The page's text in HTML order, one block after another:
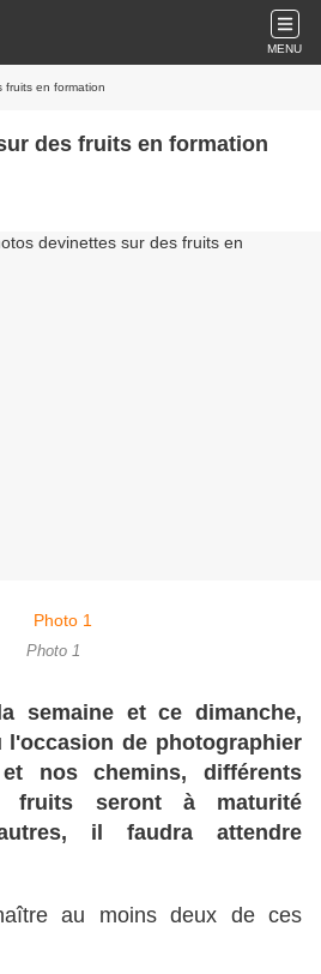
MENU
fruits en formation
des fruits en formation
Photo 1
semaine et ce dimanche,
l'occasion de photographier
nos chemins, différents
fruits seront à maturité
il faudra attendre
au moins deux de ces